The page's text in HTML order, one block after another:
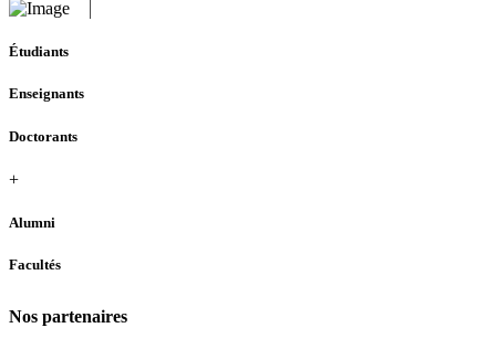
Étudiants
Enseignants
Doctorants
+
Alumni
Facultés
Nos partenaires